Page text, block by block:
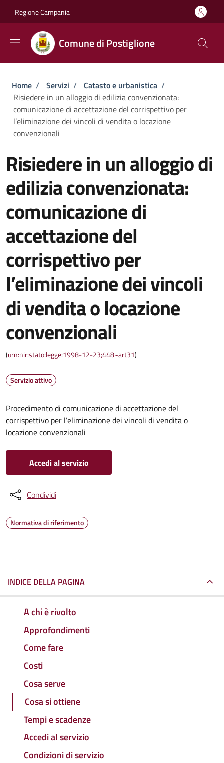
Regione Campania
Comune di Postiglione
Briciole di pane
Home / Servizi / Catasto e urbanistica /
Risiedere in un alloggio di edilizia convenzionata:
comunicazione di accettazione del corrispettivo per
l’eliminazione dei vincoli di vendita o locazione
convenzionali
Risiedere in un alloggio di
edilizia convenzionata:
comunicazione di
accettazione del
corrispettivo per
l’eliminazione dei vincoli
di vendita o locazione
convenzionali
(urn:nir:stato:legge:1998-12-23;448~art31)
Servizio attivo
Procedimento di comunicazione di accettazione del
corrispettivo per l’eliminazione dei vincoli di vendita o
locazione convenzionali
Accedi al servizio
Condividi
Normativa di riferimento
INDICE DELLA PAGINA
A chi è rivolto
Approfondimenti
Come fare
Costi
Cosa serve
Cosa si ottiene
Tempi e scadenze
Accedi al servizio
Condizioni di servizio